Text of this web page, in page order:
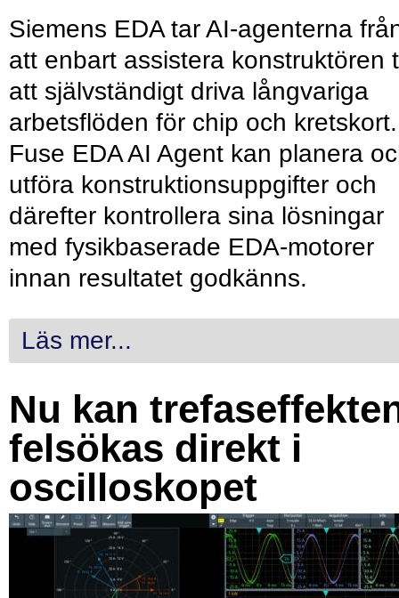
Siemens EDA tar AI-agenterna
att enbart assistera konstruktören
att självständigt driva långvariga
arbetsflöden för chip och kretskort.
Fuse EDA AI Agent kan planera
utföra konstruktionsuppgifter och
därefter kontrollera sina lösningar
med fysikbaserade EDA-motorer
innan resultatet godkänns.
Läs mer...
Nu kan
felsökas direkt i
oscilloskopet